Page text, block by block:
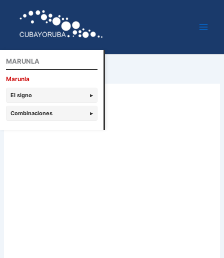
contenido
MARUNLA
Marunla
El signo ▸
Combinaciones ▸